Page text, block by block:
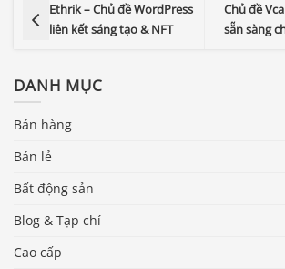
Ethrik – Chủ đề WordPress
liên kết sáng tạo & NFT
Chủ đề
sẵn sàng
DANH MỤC
Bán hàng
Bán lẻ
Bất động sản
Blog & Tạp chí
Cao cấp